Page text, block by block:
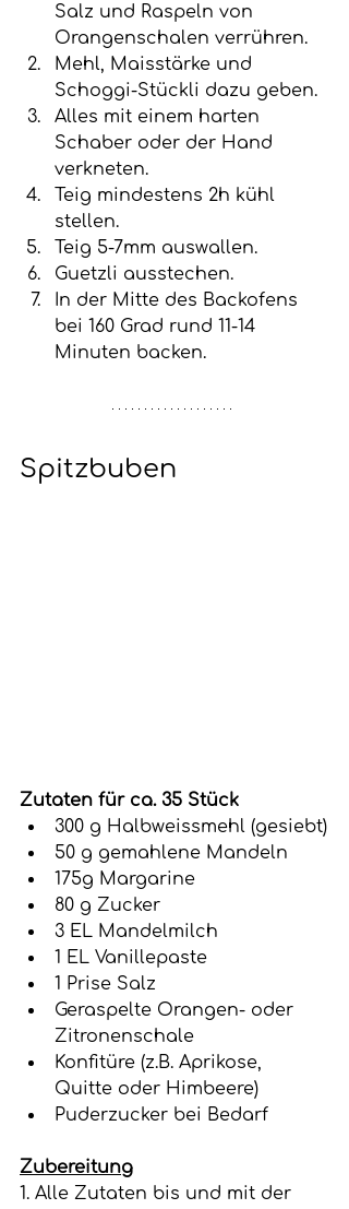
Salz und Raspeln von
Orangenschalen verrühren.
Mehl, Maisstärke und
Schoggi-Stückli dazu geben.
Alles mit einem harten
Schaber oder der Hand
verkneten.
Teig mindestens 2h kühl
stellen.
Teig 5-7mm auswallen.
Guetzli ausstechen.
In der Mitte des Backofens
bei 160 Grad rund 11-14
Minuten backen.
Spitzbuben
Zutaten für ca. 35 Stück
300 g Halbweissmehl (gesiebt)
50 g gemahlene Mandeln
175g Margarine
80 g Zucker
3 EL Mandelmilch
1 EL Vanillepaste
1 Prise Salz
Geraspelte Orangen- oder
Zitronenschale
Konfitüre (z.B. Aprikose,
Quitte oder Himbeere)
Puderzucker bei Bedarf
Zubereitung
1. Alle Zutaten bis und mit der